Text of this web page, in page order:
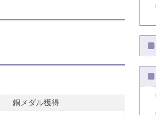
銅メダル獲得